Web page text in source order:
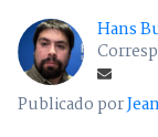
Hans
Publicado por